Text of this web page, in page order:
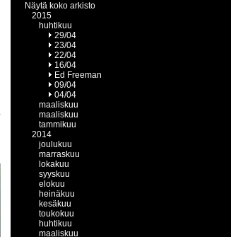
Näytä koko arkisto
2015
huhtikuu
29/04
23/04
22/04
16/04
Ed Freeman
09/04
04/04
maaliskuu
maaliskuu
tammikuu
2014
joulukuu
marraskuu
lokakuu
syyskuu
elokuu
heinäkuu
kesäkuu
toukokuu
huhtikuu
maaliskuu